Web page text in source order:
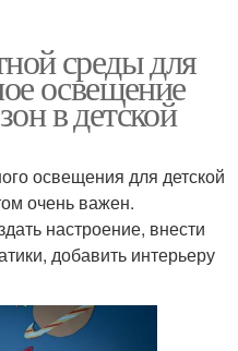
среды для
освещение
в детской
освещения для детской
очень важен.
настроение, внести
добавить интерьеру